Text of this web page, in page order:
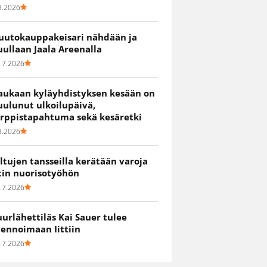
nähdään ja
Jaala Areenalla
kyläyhdistyksen kesään on
ulkoilupäivä,
sekä kesäretki
tansseilla kerätään varoja
nuorisotyöhön
Kai Sauer tulee
Iittiin